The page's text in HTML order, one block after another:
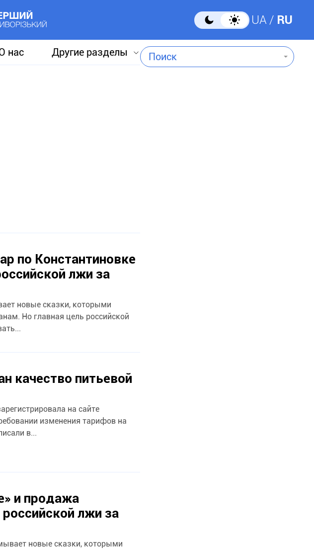
UA RU
нас Другие разделы Поиск
по Константиновке
лжи за
новые сказки, которыми
Но главная цель российской
качество питьевой
на сайте
изменения тарифов на
в...
и продажа
лжи за
новые сказки, которыми